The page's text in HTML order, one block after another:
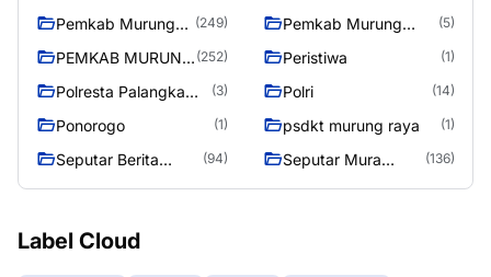
Pemkab Murung
(249)
Pemkab Murung
(5)
PEMKAB MURUNG (252) Peristiwa (1)
Polresta Palangka
(3) Polri (14)
Ponorogo (1) psdkt murung raya (1)
Seputar Berita
(94)
Seputar Mura
(136)
Label Cloud